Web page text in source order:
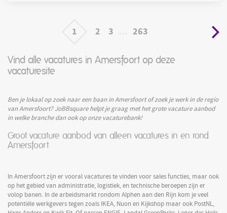
1 2 3 263
Vind alle vacatures in Amersfoort op deze
vacaturesite
Ben je lokaal op zoek naar een baan in Amersfoort of zoek je werk in de regio
van Amersfoort? JoBBsquare helpt je graag met het grote vacature aanbod
in welke branche dan ook op onze vacaturebank!
Groot vacature aanbod van alleen vacatures in en rond
Amersfoort
In Amersfoort zijn er vooral vacatures te vinden voor sales functies, maar ook
op het gebied van administratie, logistiek, en technische beroepen zijn er
volop banen. In de arbeidsmarkt rondom Alphen aan den Rijn kom je veel
potentiële werkgevers tegen zoals IKEA, Nuon en Kijkshop maar ook PostNL,